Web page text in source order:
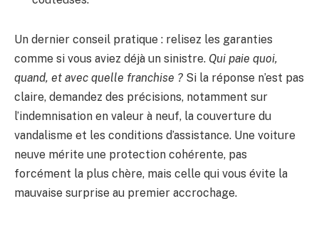
Un dernier conseil pratique : relisez les garanties
comme si vous aviez déjà un sinistre. Qui paie quoi,
quand, et avec quelle franchise ? Si la réponse n’est pas
claire, demandez des précisions, notamment sur
l’indemnisation en valeur à neuf, la couverture du
vandalisme et les conditions d’assistance. Une voiture
neuve mérite une protection cohérente, pas
forcément la plus chère, mais celle qui vous évite la
mauvaise surprise au premier accrochage.